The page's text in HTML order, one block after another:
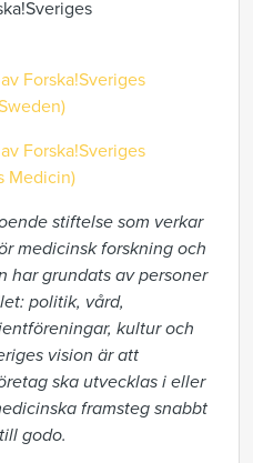
Forska!Sveriges
Forska!Sveriges
Medicin)
stiftelse som verkar
medicinsk forskning och
har grundats av personer
politik, vård,
kultur och
vision är att
ska utvecklas i eller
framsteg snabbt
godo.